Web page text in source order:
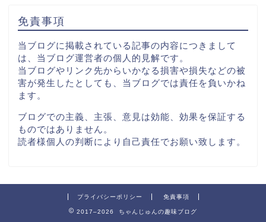
免責事項
当ブログに掲載されている記事の内容につきまして
は、当ブログ運営者の個人的見解です。
当ブログやリンク先からいかなる損害や損失などの被
害が発生したとしても、当ブログでは責任を負いかね
ます。
ブログでの主義、主張、意見は効能、効果を保証する
ものではありません。
読者様個人の判断により自己責任でお願い致します。
プライバシーポリシー 免責事項
2017–2026 ちゃんじゅんの趣味ブログ